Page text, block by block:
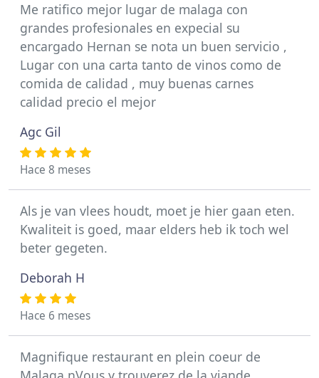
Me ratifico mejor lugar de malaga con
grandes profesionales en expecial su
encargado Hernan se nota un buen servicio ,
Lugar con una carta tanto de vinos como de
comida de calidad , muy buenas carnes
calidad precio el mejor
Agc Gil
Hace 8 meses
Als je van vlees houdt, moet je hier gaan eten.
Kwaliteit is goed, maar elders heb ik toch wel
beter gegeten.
Deborah H
Hace 6 meses
Magnifique restaurant en plein coeur de